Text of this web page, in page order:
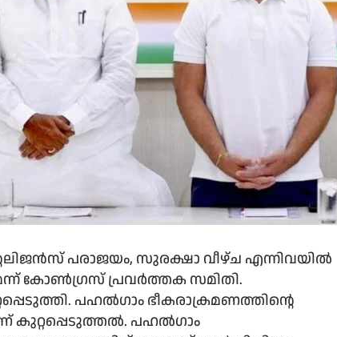
പരാജയം, സുരക്ഷാ വീഴ്ച എന്നിവയില്‍
കോണ്‍ഗ്രസ് പ്രവര്‍ത്തക സമിതി.
പഹല്‍ഗാം ഭീകരാക്രമണത്തിന്റെ
കുറ്റപ്പെടുത്തല്‍. പഹല്‍ഗാം